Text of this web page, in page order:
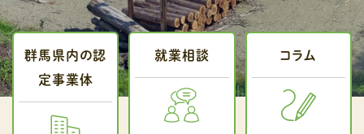
群馬県内の認
定事業体
就業相談 コラム